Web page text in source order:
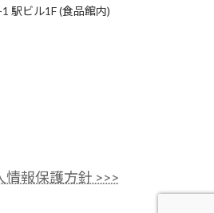
駅ビル1F (食品館内)
情報保護方針 >>>